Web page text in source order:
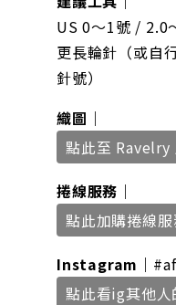
US 0〜1號 / 2.0
更長輪針（或自
針號）
織圖｜
點此至 Ravelry
捲線服務｜
點此加購捲線
Instagram｜
點此看ig其他